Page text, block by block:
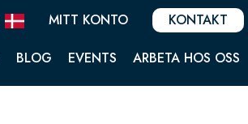
MITT KONTO KONTAKT
BLOG EVENTS ARBETA HOS OSS